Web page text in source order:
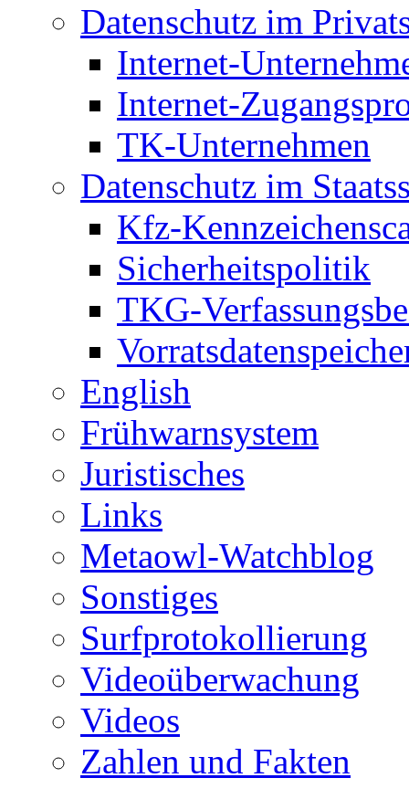
Datenschutz im
Internet-
Internet-
TK-Unternehmen
Datenschutz im
Kfz-
Sicherheitspolitik
TKG-
English
Frühwarnsystem
Juristisches
Links
Metaowl-Watchblog
Sonstiges
Surfprotokollierung
Videoüberwachung
Videos
Zahlen und Fakten